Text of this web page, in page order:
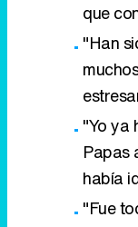
que
"Han
"Yo ya
Papas
había
"Fue